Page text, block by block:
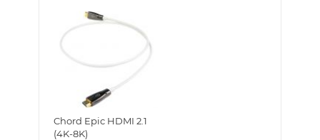
Chord Epic HDMI 2.1
(4K-8K)